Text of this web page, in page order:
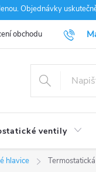
Objednávky
obchodu Blog
ventily
hlavice